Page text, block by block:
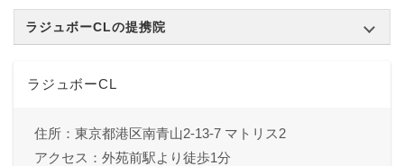
ラジュボーCLの提携院
ラジュボーCL
住所：東京都港区南青山2-13-7 マトリス2
アクセス：外苑前駅より徒歩1分